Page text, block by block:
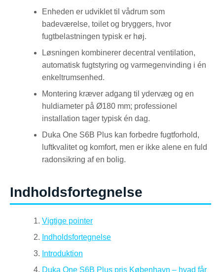
Enheden er udviklet til vådrum som
badeværelse, toilet og bryggers, hvor
fugtbelastningen typisk er høj.
Løsningen kombinerer decentral ventilation,
automatisk fugtstyring og varmegenvinding i én
enkeltrumsenhed.
Montering kræver adgang til ydervæg og en
huldiameter på Ø180 mm; professionel
installation tager typisk én dag.
Duka One S6B Plus kan forbedre fugtforhold,
luftkvalitet og komfort, men er ikke alene en fuld
radonsikring af en bolig.
Indholdsfortegnelse
Vigtige pointer
Indholdsfortegnelse
Introduktion
Duka One S6B Plus pris København – hvad får